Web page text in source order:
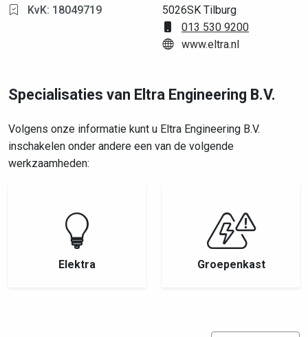
KvK: 18049719
5026SK Tilburg
013 530 9200
www.eltra.nl
Specialisaties van Eltra Engineering B.V.
Volgens onze informatie kunt u Eltra Engineering B.V.
inschakelen onder andere een van de volgende
werkzaamheden:
Elektra Groepenkast